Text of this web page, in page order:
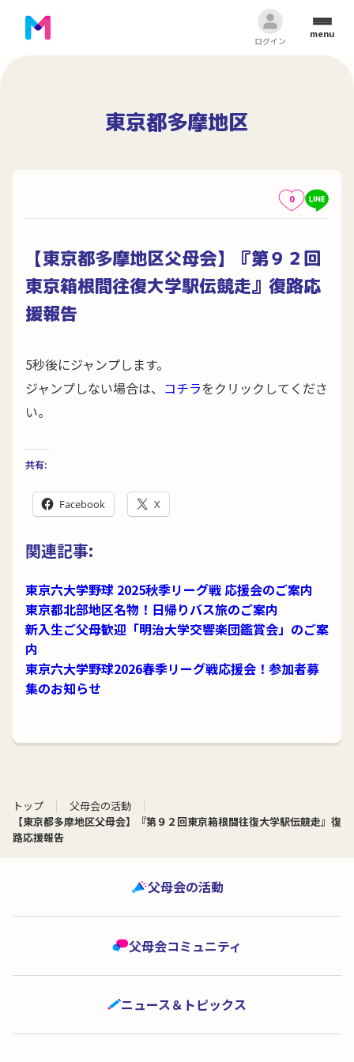
ログイン
menu
東京都多摩地区
0
【東京都多摩地区父母会】『第９２回
東京箱根間往復大学駅伝競走』復路応
援報告
5秒後にジャンプします。
ジャンプしない場合は、 コチラをクリックしてくださ
い。
共有:
Facebook X
関連記事:
東京六大学野球 2025秋季リーグ戦 応援会のご案内
東京都北部地区名物！日帰りバス旅のご案内
新入生ご父母歓迎「明治大学交響楽団鑑賞会」のご案
内
東京六大学野球2026春季リーグ戦応援会！参加者募
集のお知らせ
トップ
父母会の活動
【東京都多摩地区父母会】『第９２回東京箱根間往復大学駅伝競走』復
路応援報告
父母会の活動
父母会コミュニティ
ニュース＆トピックス